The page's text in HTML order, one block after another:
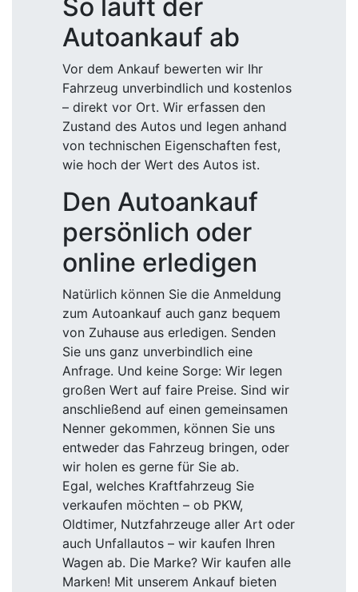
So läuft der
Autoankauf ab
Vor dem Ankauf bewerten wir Ihr
Fahrzeug unverbindlich und kostenlos
– direkt vor Ort. Wir erfassen den
Zustand des Autos und legen anhand
von technischen Eigenschaften fest,
wie hoch der Wert des Autos ist.
Den Autoankauf
persönlich oder
online erledigen
Natürlich können Sie die Anmeldung
zum Autoankauf auch ganz bequem
von Zuhause aus erledigen. Senden
Sie uns ganz unverbindlich eine
Anfrage. Und keine Sorge: Wir legen
großen Wert auf faire Preise. Sind wir
anschließend auf einen gemeinsamen
Nenner gekommen, können Sie uns
entweder das Fahrzeug bringen, oder
wir holen es gerne für Sie ab.
Egal, welches Kraftfahrzeug Sie
verkaufen möchten – ob PKW,
Oldtimer, Nutzfahrzeuge aller Art oder
auch Unfallautos – wir kaufen Ihren
Wagen ab. Die Marke? Wir kaufen alle
Marken! Mit unserem Ankauf bieten